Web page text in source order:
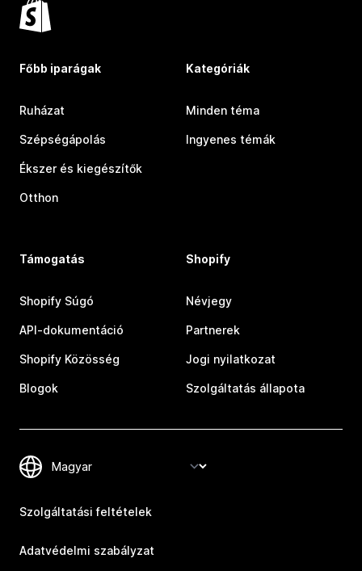
Főbb iparágak
Ruházat
Szépségápolás
Ékszer és kiegészítők
Otthon
Kategóriák
Minden téma
Ingyenes témák
Támogatás
Shopify Súgó
API-dokumentáció
Shopify Közösség
Blogok
Shopify
Névjegy
Partnerek
Jogi nyilatkozat
Szolgáltatás állapota
Szolgáltatási feltételek
Adatvédelmi szabályzat